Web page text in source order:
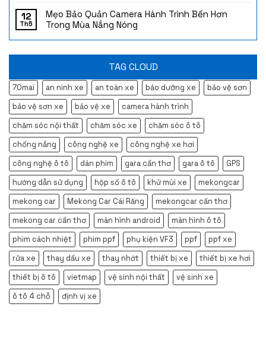
12
Th5
Mẹo Bảo Quản Camera Hành Trình Bền Hơn
Trong Mùa Nắng Nóng
TAG CLOUD
70mai an ninh xe an toàn xe bảo dưỡng xe
bảo vệ sơn
bảo vệ sơn xe
bảo vệ xe
camera hành trình
chăm sóc nội thất
chăm sóc xe
chăm sóc ô tô
chống nắng
công nghệ xe
công nghệ xe hơi
công nghệ ô tô
dán phim gara cần thơ gara ô tô
GPS
hướng dẫn sử dụng
hộp số ô tô khử mùi xe
mekongcar
mekong car
Mekong Car Cái Răng
mekongcar cần thơ
mekong car cần thơ
màn hình android
màn hình ô tô
phim cách nhiệt
phim ppf phụ kiện VF3 ppf
ppf xe
rửa xe
thay dầu xe thay nhớt thiết bị xe
thiết bị xe hơi
thiết bị ô tô
vietmap vệ sinh nội thất
vệ sinh xe
ô tô 4 chỗ
định vị xe